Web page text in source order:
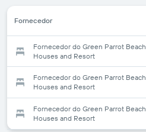
Fornecedor
Fornecedor do Green Parrot Beach
Houses and Resort
Fornecedor do Green Parrot Beach
Houses and Resort
Fornecedor do Green Parrot Beach
Houses and Resort